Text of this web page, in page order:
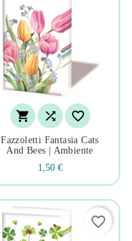
  
Fazzoletti Fantasia Cats
And Bees | Ambiente
1,50 €
favorite_border